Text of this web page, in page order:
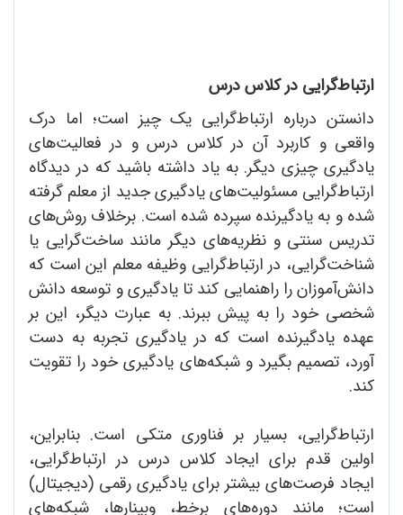
‌ارتباط‌گرایی در کلاس درس
دانستن درباره ‌ارتباط‌گرایی یک چیز است؛ اما درک
واقعی و کاربرد آن در کلاس درس و در فعالیت‌های
یادگیری چیزی دیگر. به یاد داشته باشید که در دیدگاه
ارتباط‌گرایی مسئولیت‌های یادگیری جدید از معلم گرفته
شده و به یادگیرنده سپرده شده است. برخلاف روش‌های
تدریس سنتی و نظریه‌های دیگر مانند ساخت‌گرایی یا
شناخت‌گرایی، در ارتباط‌گرایی وظیفه معلم این است که
دانش‌آموزان را راهنمایی کند تا یادگیری و توسعه دانش
شخصی خود را به پیش ببرند. به عبارت دیگر، این بر
عهده یادگیرنده است که در یادگیری تجربه به دست
آورد، تصمیم بگیرد و شبکه‌های یادگیری خود را تقویت
کند.
ارتباط‌گرایی، بسیار بر فناوری متکی است. بنابراین،
اولین قدم برای ایجاد کلاس درس در ارتباط‌گرایی،
ایجاد فرصت‌های بیشتر برای یادگیری رقمی (دیجیتال)
است؛ مانند دوره‌های برخط، وبینارها، شبکه‌های